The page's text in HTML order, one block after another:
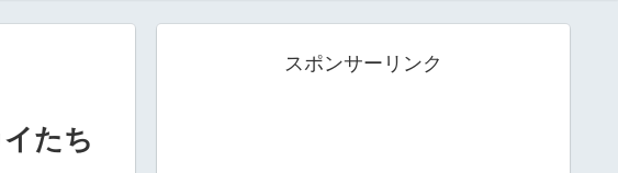
たち
スポンサーリンク